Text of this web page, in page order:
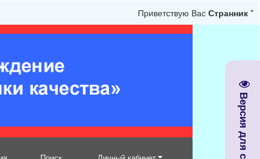
Приветствую Вас Странник *